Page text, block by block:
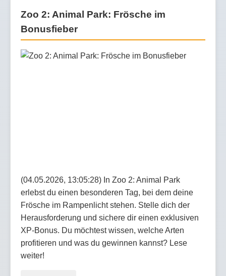
Zoo 2: Animal Park: Frösche im
Bonusfieber
(04.05.2026, 13:05:28) In Zoo 2: Animal Park
erlebst du einen besonderen Tag, bei dem deine
Frösche im Rampenlicht stehen. Stelle dich der
Herausforderung und sichere dir einen exklusiven
XP-Bonus. Du möchtest wissen, welche Arten
profitieren und was du gewinnen kannst? Lese
weiter!